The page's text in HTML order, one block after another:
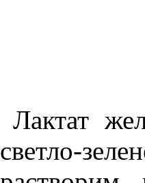
Лактат
светло-